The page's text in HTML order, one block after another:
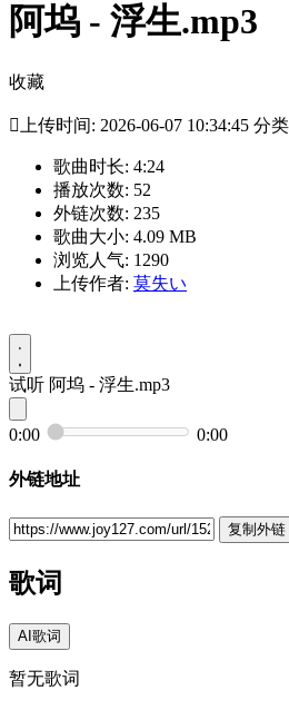
阿坞 - 浮生.mp3
收藏
 上传时间: 2026-06-07 10:34:45 分
歌曲时长: 4:24
播放次数: 52
外链次数: 235
歌曲大小: 4.09 MB
浏览人气: 1290
上传作者: 莫失い
试听 阿坞 - 浮生.mp3
0:00 0:00
外链地址
复制外链
歌词
AI歌词
暂无歌词